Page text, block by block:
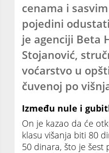
cenama i
pojedini
je agenciji Beta
Stojanović,
voćarstvo u
čuvenoj po
Između nule i
On je kazao da će
klasu višanja biti 80
50 dinara, što je šest